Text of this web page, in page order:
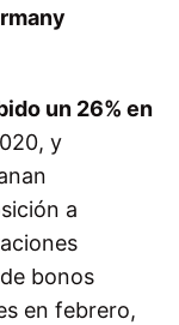
un 26% en
y
a
bonos
en febrero,